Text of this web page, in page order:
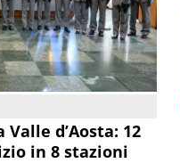
d’Aosta: 12
in 8 stazioni